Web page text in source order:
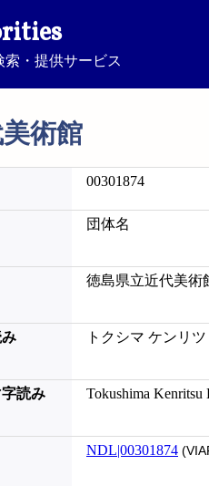
・提供サービス
術館
00301874
団体名
徳島県立近代美術
トクシマ ケンリ
読み Tokushima
NDL|00301874